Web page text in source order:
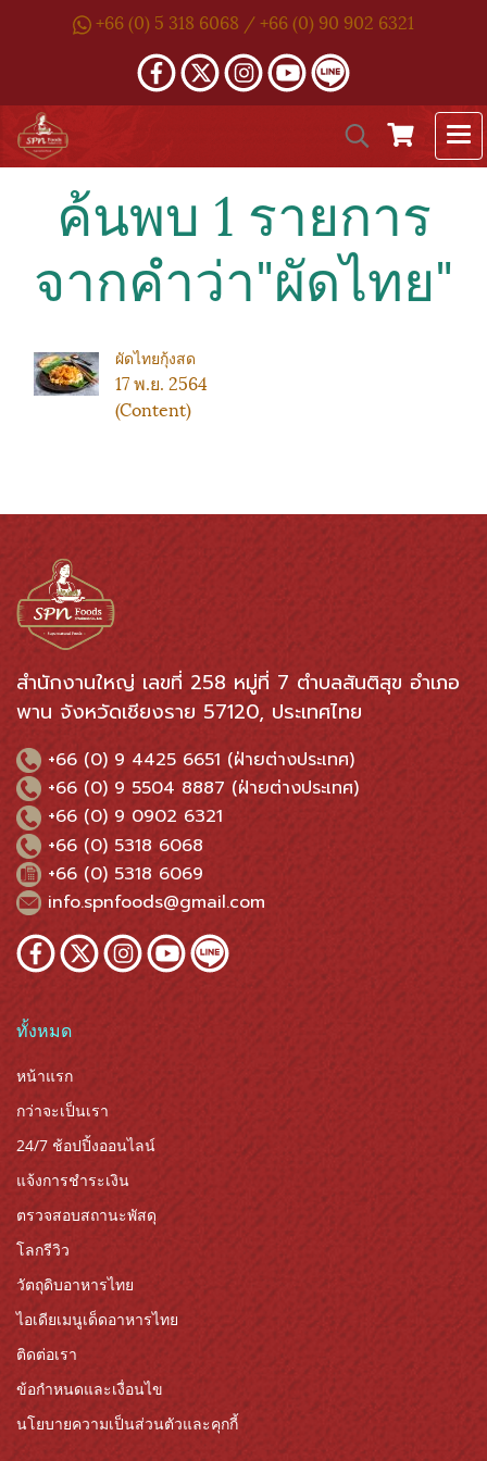
+66 (0) 5 318 6068 / +66 (0) 90 902 6321
ค้นพบ 1 รายการ
จากคำว่า"ผัดไทย"
ผัดไทยกุ้งสด
17 พ.ย. 2564
(Content)
สำนักงานใหญ่ เลขที่ 258 หมู่ที่ 7 ตำบลสันติสุข อำเภอ
พาน จังหวัดเชียงราย 57120, ประเทศไทย
+66 (0) 9 4425 6651 (ฝ่ายต่างประเทศ)
+66 (0) 9 5504 8887 (ฝ่ายต่างประเทศ)
+66 (0) 9 0902 6321
+66 (0) 5318 6068
+66 (0) 5318 6069
info.spnfoods@gmail.com
ทั้งหมด
หน้าแรก
กว่าจะเป็นเรา
24/7 ช้อปปิ้งออนไลน์
แจ้งการชำระเงิน
ตรวจสอบสถานะพัสดุ
โลกรีวิว
วัตถุดิบอาหารไทย
ไอเดียเมนูเด็ดอาหารไทย
ติดต่อเรา
ข้อกำหนดและเงื่อนไข
นโยบายความเป็นส่วนตัวและคุกกี้